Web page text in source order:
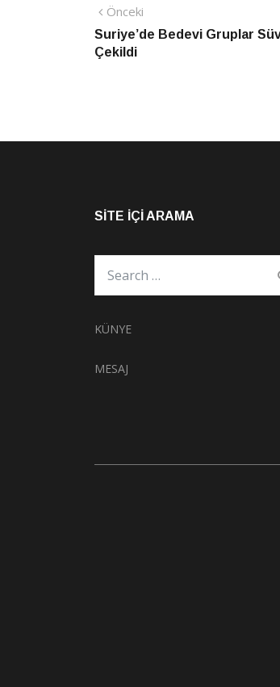
Yazı
gezinmesi
Önceki
haber
Suriye’de Bedevi Gruplar
Çekildi
SITE İÇI ARAMA
KÜNYE
MESAJ